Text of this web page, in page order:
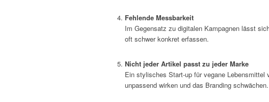
Fehlende Messbarkeit
Im Gegensatz zu digitalen Kampagnen lässt
oft schwer konkret erfassen.
Nicht jeder Artikel passt zu jeder Marke
Ein stylisches Start-up für vegane
unpassend wirken und das Branding schwächen.